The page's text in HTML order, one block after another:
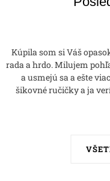
Kúpila som si Váš
rada a hrdo. Milujem
a usmejú sa a ešte
šikovné ručičky a ja